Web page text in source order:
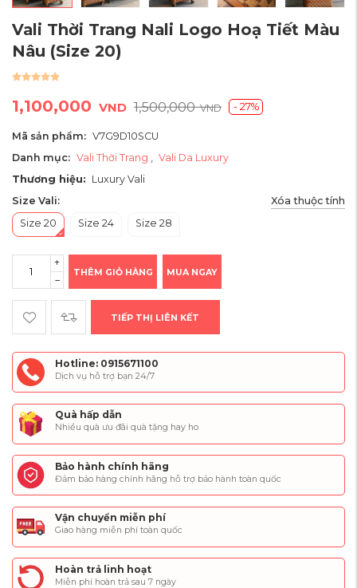
Vali Thời Trang Nali Logo Hoạ Tiết Màu
Nâu (Size 20)
1,100,000 VND 1,500,000VND - 27%
Mã sản phẩm: V7G9D10SCU
Danh mục: Vali Thời Trang
Vali Da Luxury
Thương hiệu: Luxury Vali
Size Vali:
Xóa thuộc tính
Size 20
Size 24 Size 28
THÊM GIỎ HÀNG MUA NGAY
TIẾP THỊ LIÊN KẾT
Hotline: 0915671100
Dịch vụ hỗ trợ bạn 24/7
Quà hấp dẫn
Nhiều quà ưu đãi quà tặng hay ho
Bảo hành chính hãng
Đảm bảo hàng chính hãng hỗ trợ bảo hành toàn quốc
Vận chuyển miễn phí
Giao hàng miễn phí toàn quốc
Hoàn trả linh hoạt
Miễn phí hoàn trả sau 7 ngày